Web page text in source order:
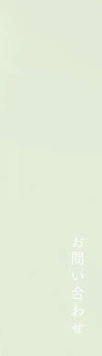
お
問
い
合
わ
せ